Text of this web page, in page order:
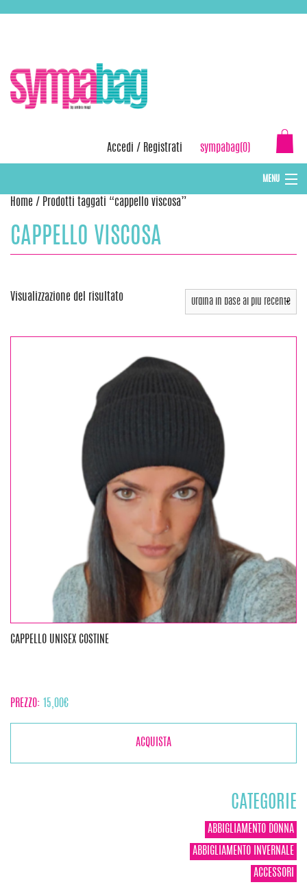
Accedi / Registrati sympabag(0)
MENU
CAPPELLI INVERNALI DONNA
CAPPELLI INVERNALI BAMBINI
BORSE MARE E POCHETTES
Home / Prodotti taggati “cappello viscosa”
CAPPELLO VISCOSA
Visualizzazione del risultato
CAPPELLO UNISEX COSTINE
PREZZO: 15,00€
ACQUISTA
CATEGORIE
ABBIGLIAMENTO DONNA
ABBIGLIAMENTO INVERNALE
ACCESSORI